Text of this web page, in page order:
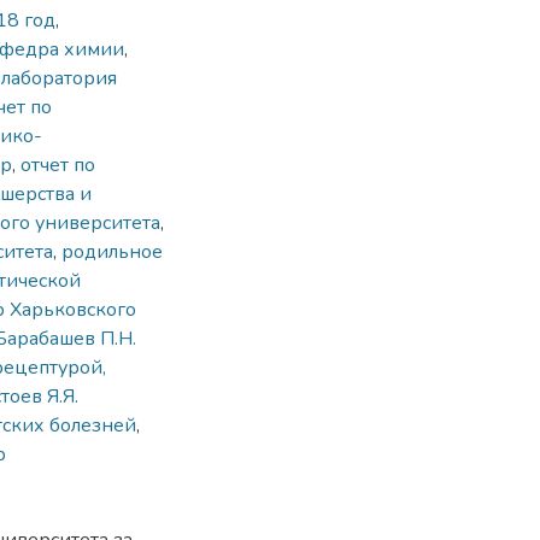
год,
химии,
лаборатория
по
, отчет по
и
университета,
, родильное
П.Н.
Я.Я.
болезней,